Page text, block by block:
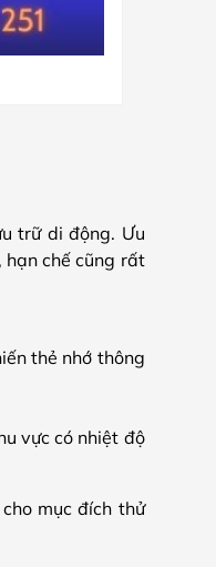
trữ di động. Ưu
hạn chế cũng rất
thẻ nhớ thông
vực có nhiệt độ
mục đích thử